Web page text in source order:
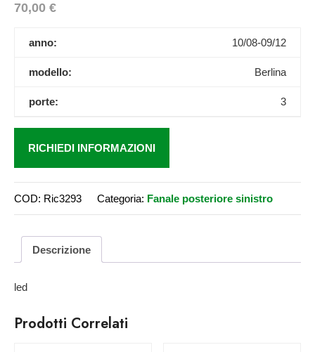
70,00 €
anno: 10/08-09/12
modello: Berlina
porte: 3
RICHIEDI INFORMAZIONI
COD: Ric3293 Categoria: Fanale posteriore sinistro
Descrizione
led
Prodotti Correlati